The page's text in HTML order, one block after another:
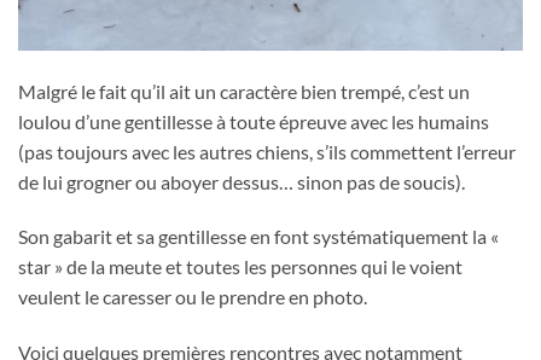
Malgré le fait qu’il ait un caractère bien trempé, c’est un
loulou d’une gentillesse à toute épreuve avec les humains
(pas toujours avec les autres chiens, s’ils commettent l’erreur
de lui grogner ou aboyer dessus… sinon pas de soucis).
Son gabarit et sa gentillesse en font systématiquement la «
star » de la meute et toutes les personnes qui le voient
veulent le caresser ou le prendre en photo.
Voici quelques premières rencontres avec notamment